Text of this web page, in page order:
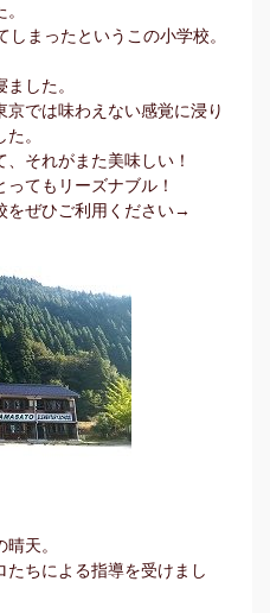
まったというこの小学校。
した。
では味わえない感覚に浸り
。
それがまた美味しい！
てもリーズナブル！
をぜひご利用ください→
天。
ちによる指導を受けまし